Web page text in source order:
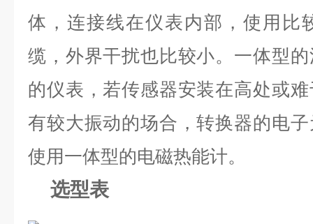
体，连接线在仪表内部，使用比
缆，外界干扰也比较小。一体型
的仪表，若传感器安装在高处或
有较大振动的场合，转换器的电
使用一体型的电磁热能计。
选型表